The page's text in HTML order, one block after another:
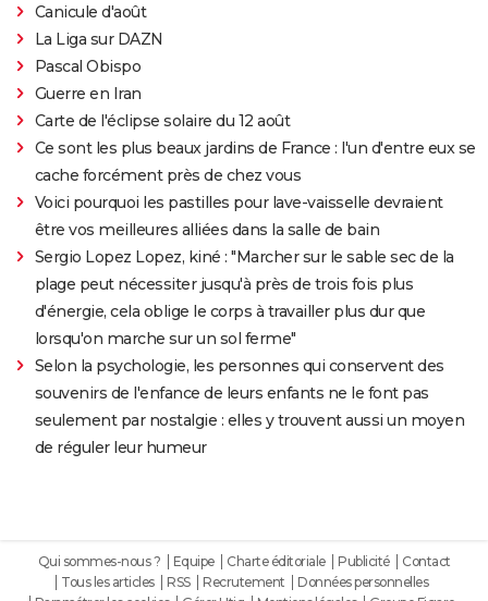
Canicule d'août
La Liga sur DAZN
Pascal Obispo
Guerre en Iran
Carte de l'éclipse solaire du 12 août
Ce sont les plus beaux jardins de France : l'un d'entre eux se
cache forcément près de chez vous
Voici pourquoi les pastilles pour lave-vaisselle devraient
être vos meilleures alliées dans la salle de bain
Sergio Lopez Lopez, kiné : "Marcher sur le sable sec de la
plage peut nécessiter jusqu'à près de trois fois plus
d'énergie, cela oblige le corps à travailler plus dur que
lorsqu'on marche sur un sol ferme"
Selon la psychologie, les personnes qui conservent des
souvenirs de l'enfance de leurs enfants ne le font pas
seulement par nostalgie : elles y trouvent aussi un moyen
de réguler leur humeur
Qui sommes-nous ? Equipe Charte éditoriale Publicité
Contact
Tous les articles
RSS Recrutement
Données personnelles